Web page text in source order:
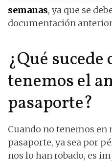
semanas, ya que se
documentación
¿Qué
tenemos el
pasaporte?
Cuando no tenemos en
pasaporte, ya sea por
nos lo han robado, es